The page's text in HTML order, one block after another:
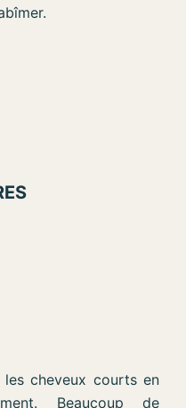
cheveux courts en
Beaucoup de